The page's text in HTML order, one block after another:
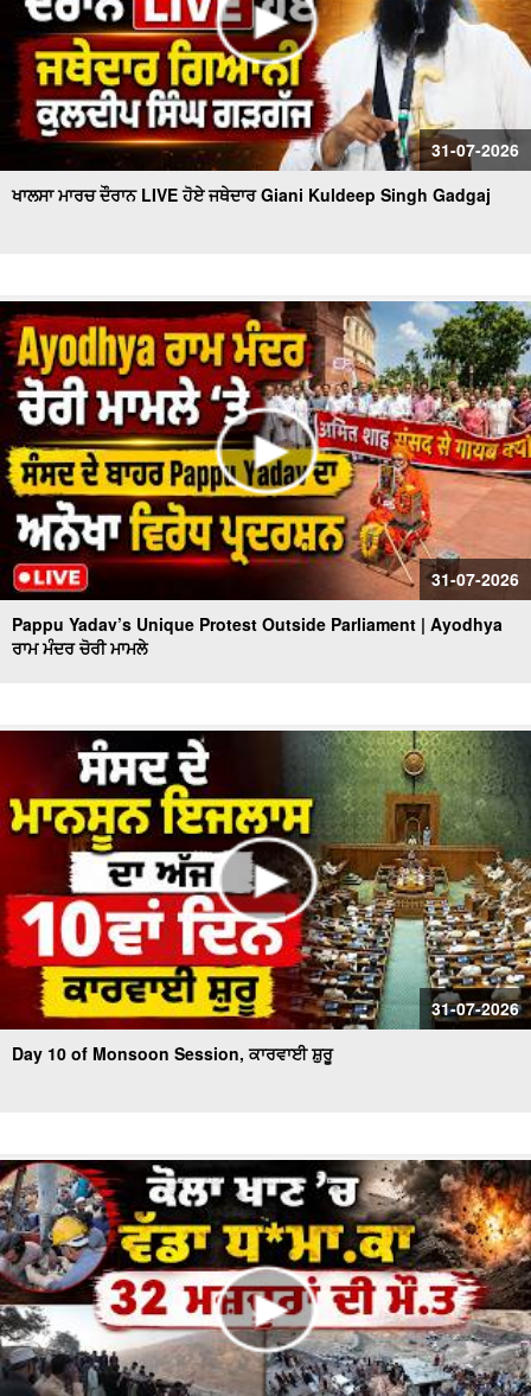
31-07-2026
ਖਾਲਸਾ ਮਾਰਚ ਦੌਰਾਨ LIVE ਹੋਏ ਜਥੇਦਾਰ Giani Kuldeep Singh Gadgaj
31-07-2026
Pappu Yadav’s Unique Protest Outside Parliament | Ayodhya
ਰਾਮ ਮੰਦਰ ਚੋਰੀ ਮਾਮਲੇ
31-07-2026
Day 10 of Monsoon Session, ਕਾਰਵਾਈ ਸ਼ੁਰੂ